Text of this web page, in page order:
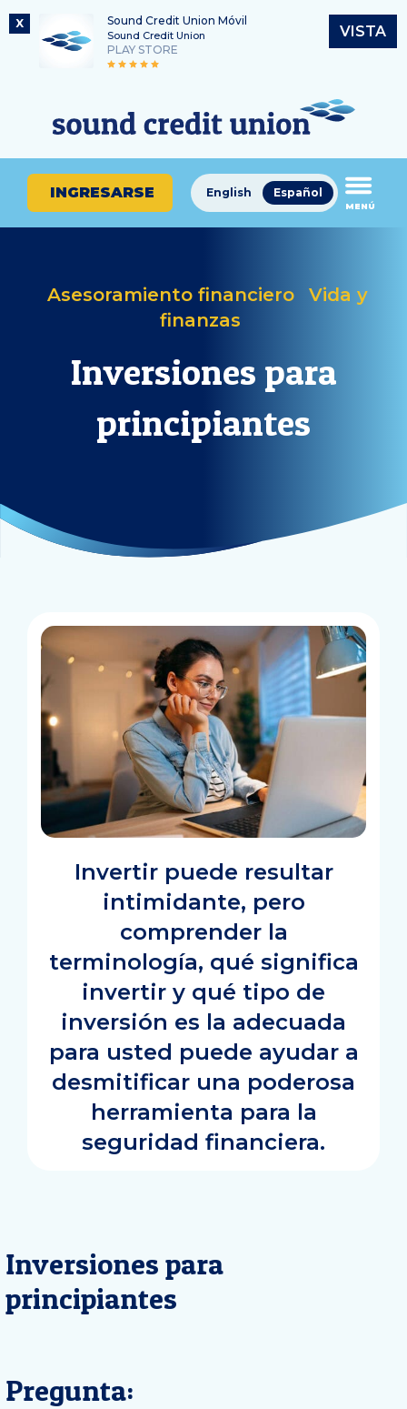
X Sound Credit Union Móvil
Sound Credit Union
PLAY STORE
VISTA
contenido
sesión
banca
en
Número de ruta
325183220
¿En
qué
podemos
ayudarle
a
encontrar?
Español
English
INGRESARSE
MENÚ
Inversiones para
principiantes
Asesoramiento financiero
Vida y
finanzas
Invertir puede resultar
intimidante, pero
comprender la
terminología, qué significa
invertir y qué tipo de
inversión es la adecuada
para usted puede ayudar a
desmitificar una poderosa
herramienta para la
seguridad financiera.
Inversiones para
principiantes
Pregunta: